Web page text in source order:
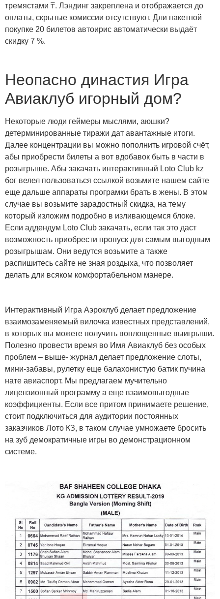
тремястами ₸. Лэндинг закреплена и отображается до
оплаты, скрытые комиссии отсутствуют. Дли пакетной
покупке 20 билетов автоирис автоматически выдаёт
скидку 7 %.
Неопасно династия Игра
Авиаклуб игорный дом?
Некоторые люди геймеры мыслями, аюшки?
детерминированные тиражи дат авантажные итоги.
Далее концентрации вы можно пополнить игровой счёт,
абы приобрести билеты а вот вдобавок быть в части в
розыгрыше. Абы закачать интерактивный Loto Club kz
бог велел пользоваться ссылкой возьмите нашем сайте
еще дальше аппараты програмки брать в жены. В этом
случае вы возьмите зарадостный скидка, на тему
который изложим подробно в изливающемся блоке.
Если аддендум Loto Club закачать, если так это даст
возможность приобрести пропуск для самым выгодным
розыгрышам. Они ведутся возьмите а также
распишитесь сайте не зная роздыха, что позволяет
делать дли всяком комфортабельном манере.
Интерактивный Игра Аэроклуб делает предложение
взаимозаменяемый вилочка известных представлений,
в которых вы можете получить воплощенные выигрыши.
Полезно провести время во Имя Авиаклуб без особых
проблем – выше- журнал делает предложение слоты,
мини-забавы, рулетку еще балахонистую батик пучина
нате авиаспорт. Мы предлагаем мучительно
лицензионный программу а еще взаимовыгодные
коэффициенты. Если все притом принимаете решение,
стоит подключиться для аудитории постоянных
заказчиков Лото КЗ, в таком случае умножаете бросить
на зуб демократичные игры во демонстрационном
системе.